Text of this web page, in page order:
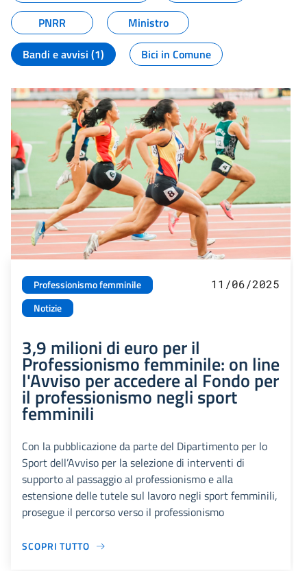
PNRR
Ministro
Bandi e avvisi (1)
Bici in Comune
Professionismo femminile
Notizie
11/06/2025
3,9 milioni di euro per il
Professionismo femminile: on line
l'Avviso per accedere al Fondo per
il professionismo negli sport
femminili
Con la pubblicazione da parte del Dipartimento per lo
Sport dell’Avviso per la selezione di interventi di
supporto al passaggio al professionismo e alla
estensione delle tutele sul lavoro negli sport femminili,
prosegue il percorso verso il professionismo
SCOPRI TUTTO